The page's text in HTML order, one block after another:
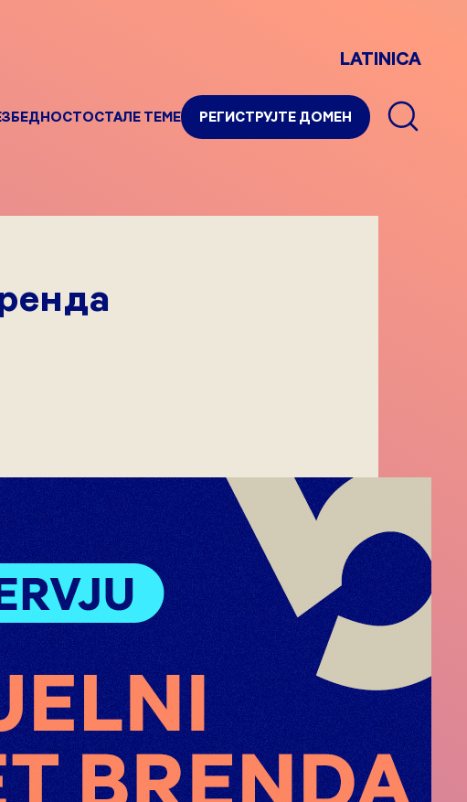
LATINICA
ОСТАЛЕ ТЕМЕ РЕГИСТРУЈТЕ ДОМЕН